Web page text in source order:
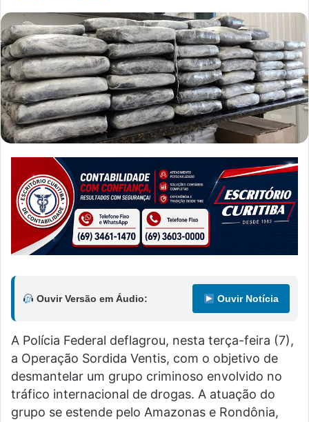
Ouvir Versão em Áudio: Ouvir Notícia
A Polícia Federal deflagrou, nesta terça-feira (7),
a Operação Sordida Ventis, com o objetivo de
desmantelar um grupo criminoso envolvido no
tráfico internacional de drogas. A atuação do
grupo se estende pelo Amazonas e Rondônia,